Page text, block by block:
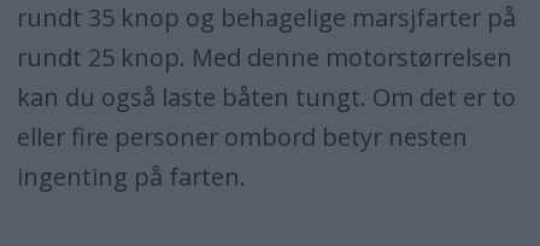
rundt 35 knop og behagelige marsjfarter på
rundt 25 knop. Med denne motorstørrelsen
kan du også laste båten tungt. Om det er to
eller fire personer ombord betyr nesten
ingenting på farten.